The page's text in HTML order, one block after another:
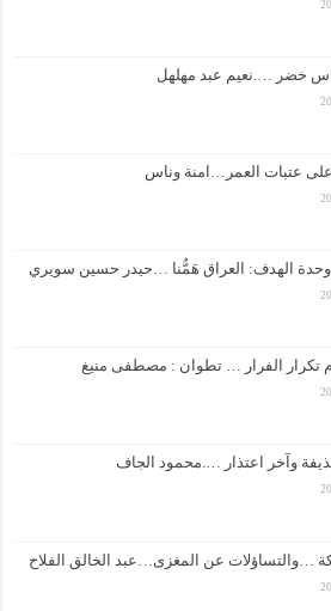
خضر ….نعيم عبد مهلهل
على عتبات العمر…امنة وناس
الهدف: العراق هَمُّنا …حيدر حسين سويري
تكرار الفرار … تطوان : مصطفى منيغ
وآخر اعتذار ….محمود الجاف
…والتساؤلات عن المغزى…عبد الخالق الفلاح